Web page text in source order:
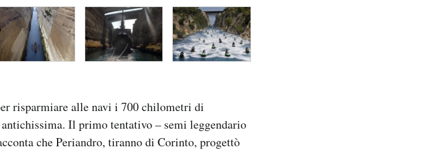
risparmiare alle navi i 700 chilometri di
Il primo tentativo – semi leggendario
che Periandro, tiranno di Corinto, progettò